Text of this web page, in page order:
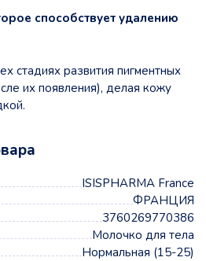
способствует удалению
стадиях развития пигментных
их появления), делая кожу
ISISPHARMA France
ФРАНЦИЯ
3760269770386
Молочко для тела
Нормальная (15-25)